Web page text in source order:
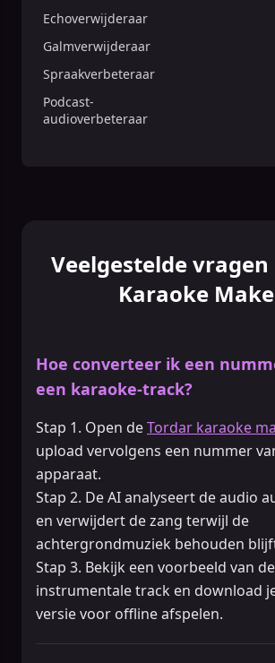
Echoverwijderaar
Galmverwijderaar
Spraakverbeteraar
Podcast-
audioverbeteraar
Veelgestelde
Karaoke
Hoe converteer ik een
een karaoke-track?
Stap 1. Open deTordar karaoke
upload vervolgens een nummer
apparaat.
Stap 2. De AI analyseert de audio
en verwijdert de zang terwijl de
achtergrondmuziek behouden
Stap 3. Bekijk een voorbeeld van de
instrumentale track en download
versie voor offline afspelen.